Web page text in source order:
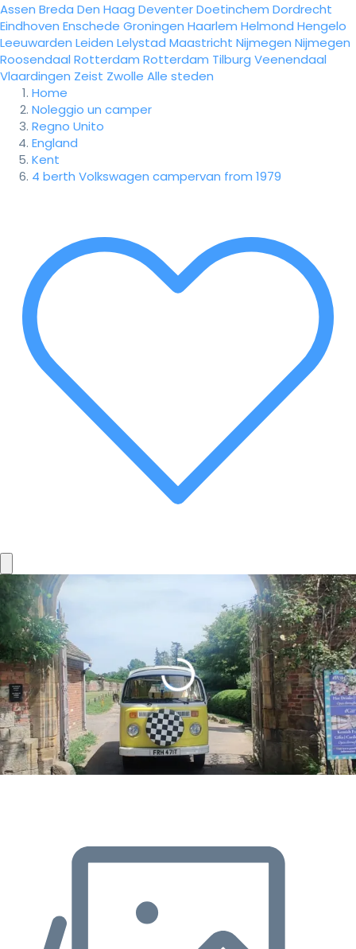
Assen Breda Den Haag DeventerDoetinchem Dordrecht
Eindhoven Enschede Groningen Haarlem Helmond Hengelo
Leeuwarden Leiden Lelystad Maastricht Nijmegen Nijmegen
Roosendaal Rotterdam Rotterdam Tilburg Veenendaal
Vlaardingen Zeist Zwolle Alle steden
Home
Noleggio un camper
Regno Unito
England
Kent
4 berth Volkswagen campervan from 1979